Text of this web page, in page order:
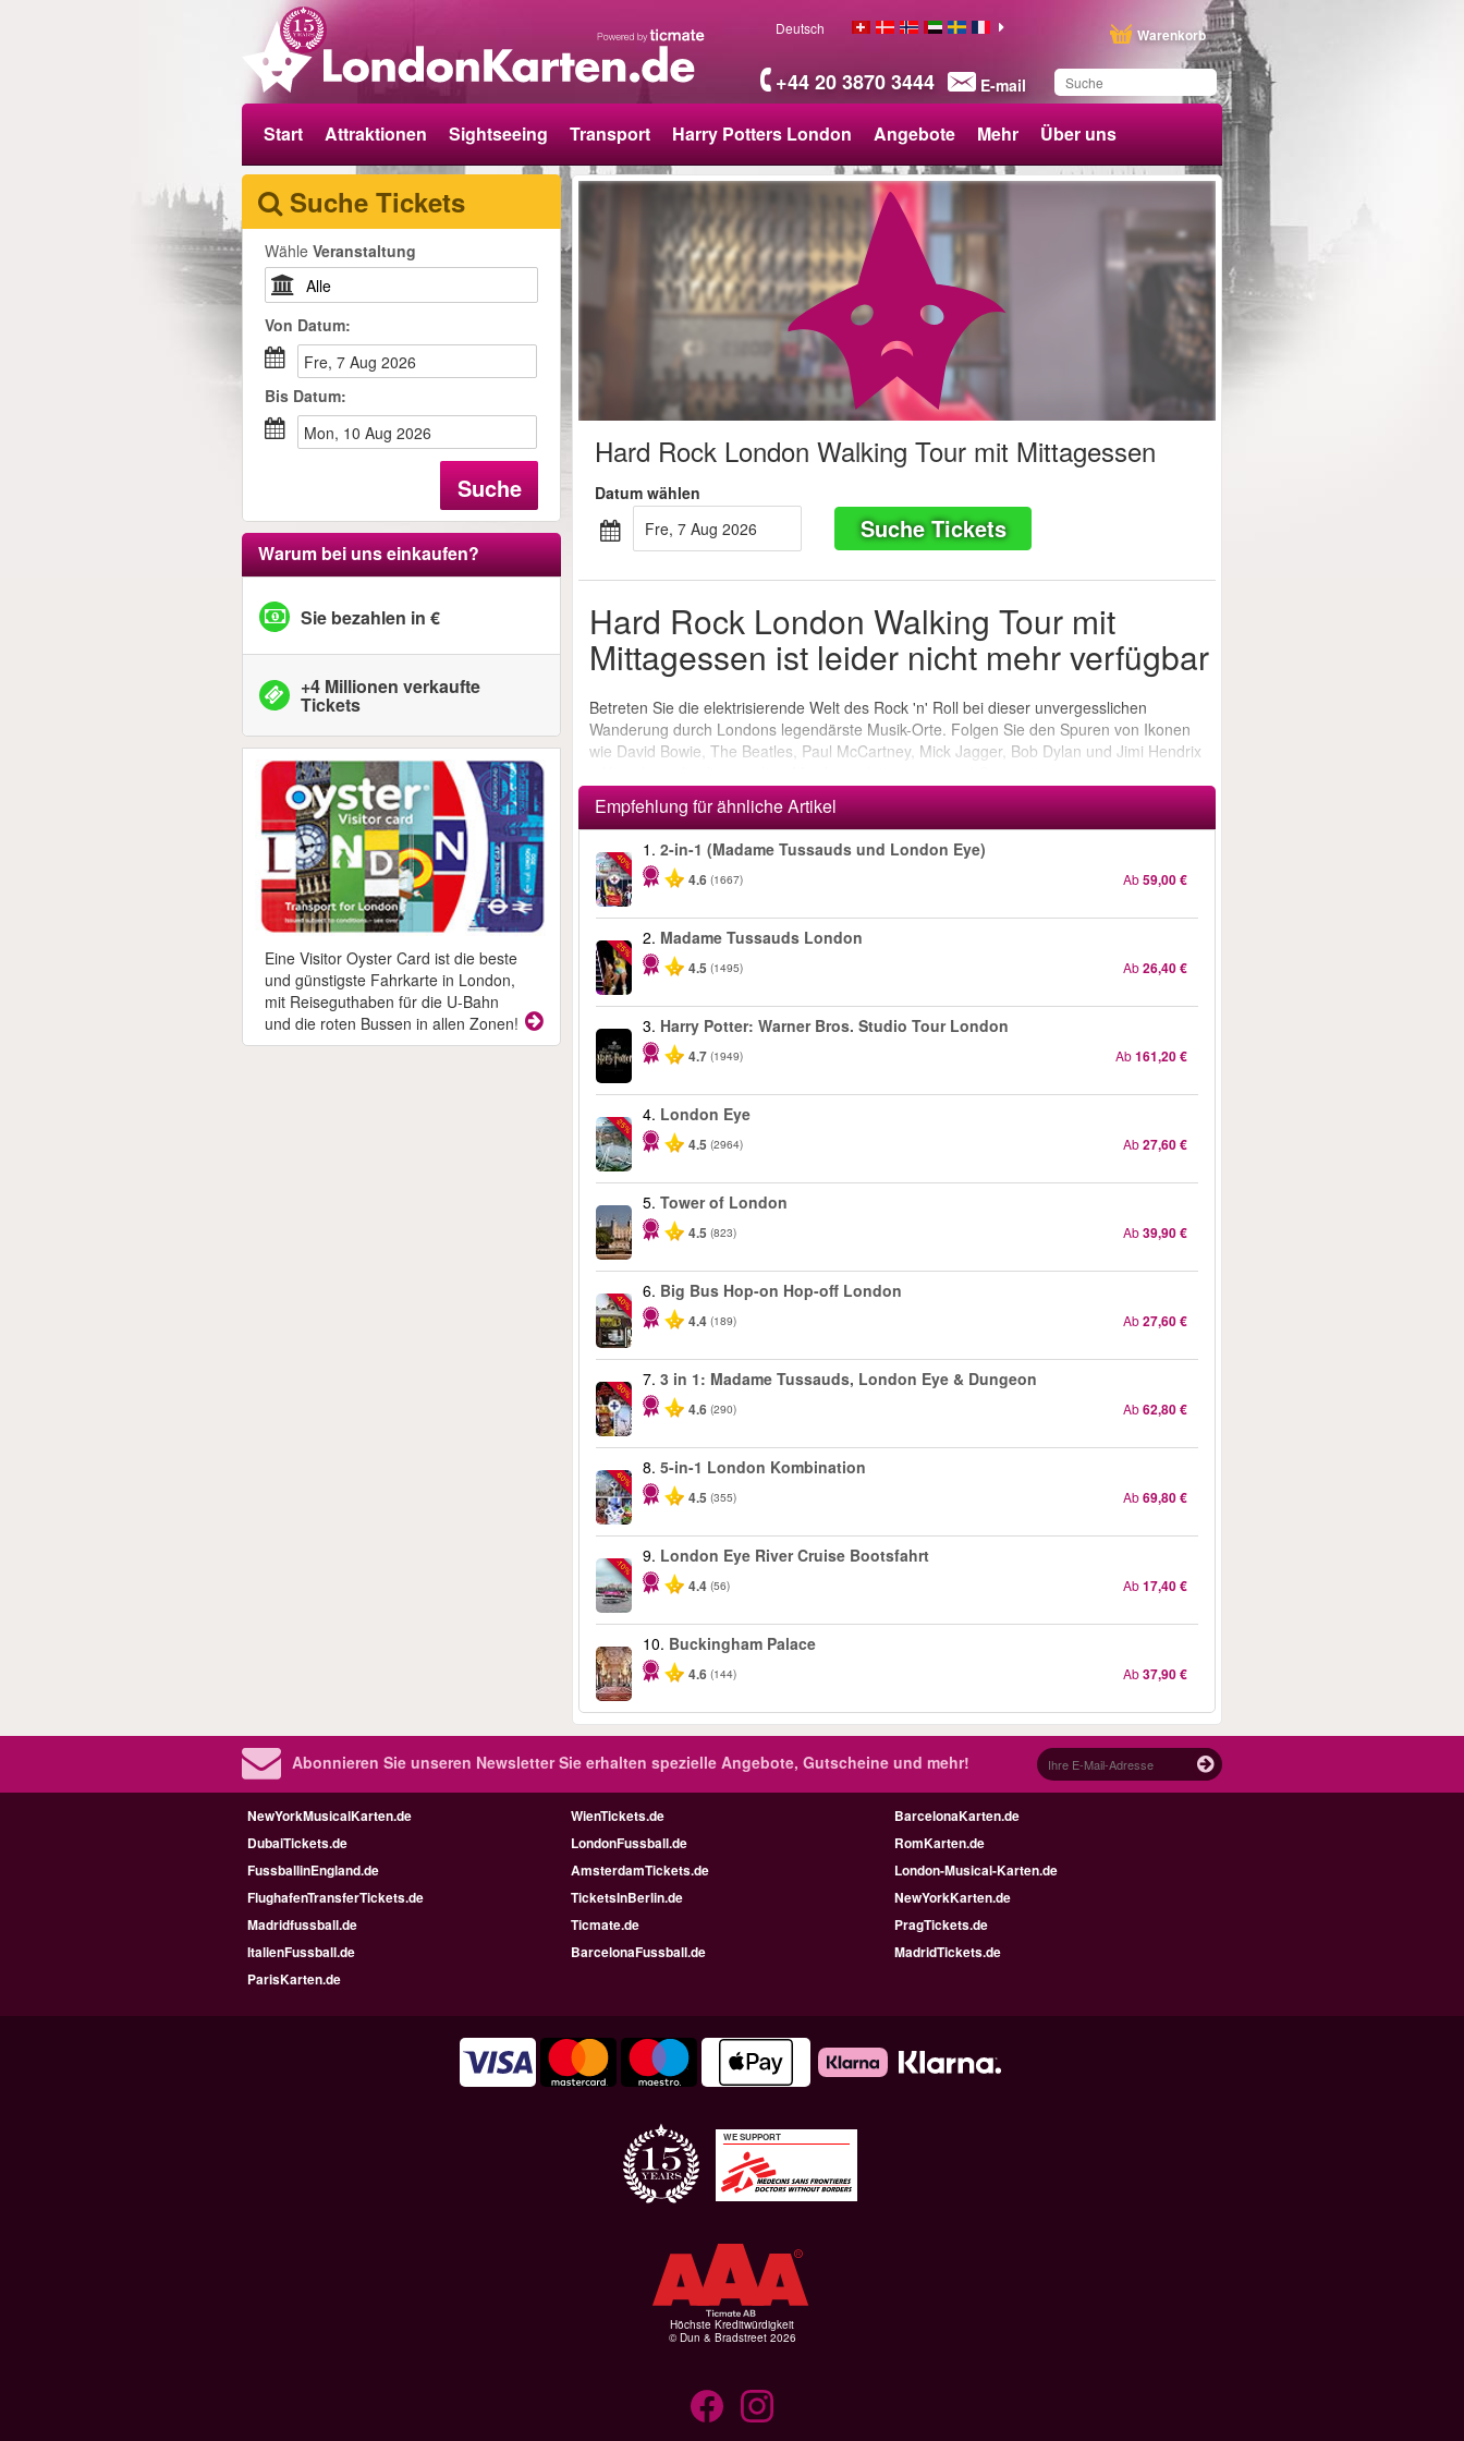
+44 20 3870 3444 E-mail
Warenkorb
Deutsch
Start Attraktionen Sightseeing Transport Harry Potters London Angebote Mehr Über uns
Suche Tickets
Wähle Veranstaltung
Von Datum:
Fre, 7 Aug 2026
Bis Datum:
Mon, 10 Aug 2026
Suche
Warum bei uns einkaufen?
Sie bezahlen in €
+4 Millionen verkaufte
Tickets
Eine Visitor Oyster Card ist die beste
und günstigste Fahrkarte in London,
mit Reiseguthaben für die U-Bahn
und die roten Bussen in allen Zonen!
Hard Rock London Walking Tour mit Mittagessen
Datum wählen
Fre, 7 Aug 2026
Suche Tickets
Hard Rock London Walking Tour mit
Mittagessen ist leider nicht mehr verfügbar
Betreten Sie die elektrisierende Welt des Rock 'n' Roll bei dieser unvergesslichen
Wanderung durch Londons legendärste Musik-Orte. Folgen Sie den Spuren von Ikonen
wie David Bowie, The Beatles, Paul McCartney, Mick Jagger, Bob Dylan und Jimi Hendrix
Empfehlung für ähnliche Artikel
-40%
1.2-in-1 (Madame Tussauds und London Eye)
4.6 (1667) Ab59,00 €
-25%
2. Madame Tussauds London
4.5 (1495) Ab26,40 €
3. Harry Potter: Warner Bros. Studio Tour London
4.7 (1949) Ab161,20 €
-25%
4. London Eye
4.5 (2964) Ab27,60 €
5.Tower of London
4.5 (823) Ab39,90 €
-40%
6. Big Bus Hop-on Hop-off London
4.4 (189) Ab27,60 €
-30%
7.3 in 1: Madame Tussauds, London Eye & Dungeon
4.6 (290) Ab62,80 €
-60%
8.5-in-1 London Kombination
4.5 (355) Ab69,80 €
-10%
9. London Eye River Cruise Bootsfahrt
4.4 (56) Ab17,40 €
10. Buckingham Palace
4.6 (144) Ab37,90 €
Abonnieren Sie unseren NewsletterSie erhalten spezielle Angebote, Gutscheine und mehr!
NewYorkMusicalKarten.de WienTickets.de
BarcelonaKarten.de
DubaiTickets.de
LondonFussball.de
RomKarten.de
FussballinEngland.de
AmsterdamTickets.de
London-Musical-Karten.de
FlughafenTransferTickets.de
TicketsInBerlin.de
NewYorkKarten.de
Madridfussball.de
Ticmate.de
PragTickets.de
ItalienFussball.de
BarcelonaFussball.de
MadridTickets.de
ParisKarten.de
WE SUPPORT
Höchste Kreditwürdigkeit
© Dun & Bradstreet 2026